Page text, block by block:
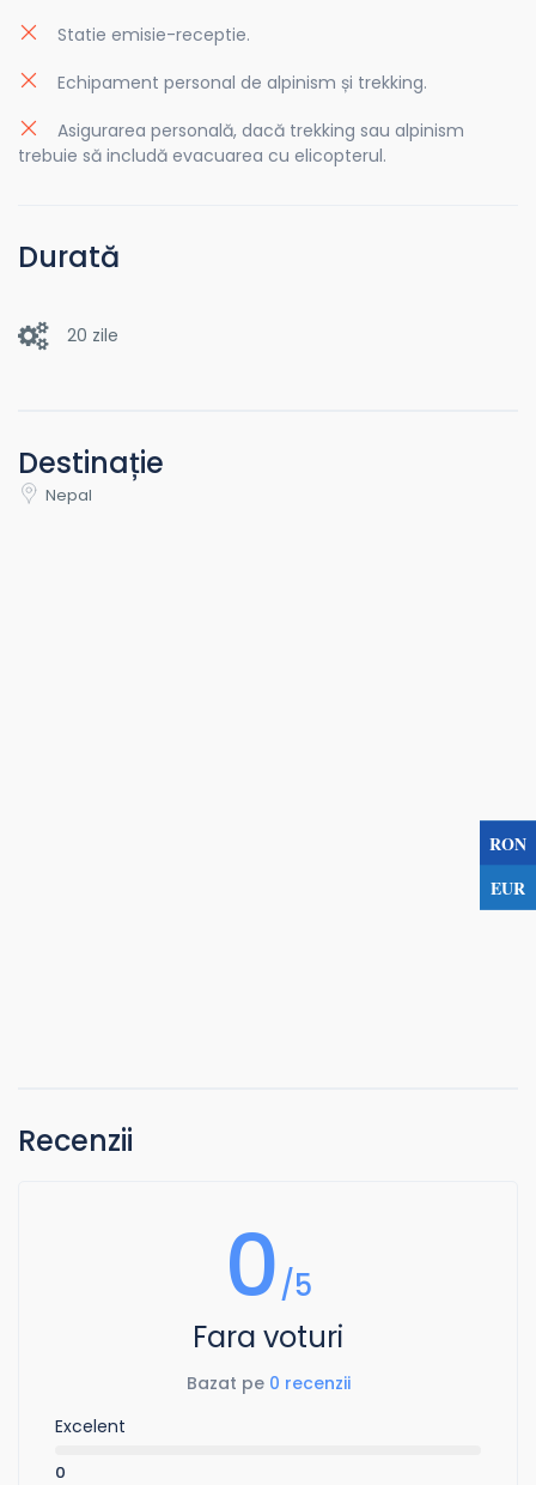
Statie emisie-receptie.
Echipament personal de alpinism și trekking.
Asigurarea personală, dacă trekking sau alpinism
trebuie să includă evacuarea cu elicopterul.
Durată
20 zile
Destinație
Nepal
Recenzii
0/5
Fara voturi
Bazat pe 0 recenzii
Excelent
0
RON
EUR